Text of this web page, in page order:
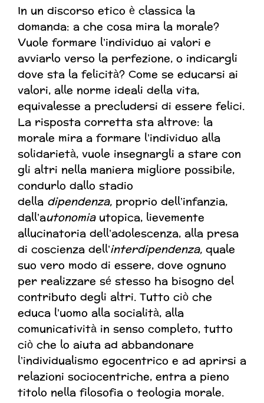
In un discorso etico è classica la
domanda: a che cosa mira la morale?
Vuole formare l’individuo ai valori e
avviarlo verso la perfezione, o indicargli
dove sta la felicità? Come se educarsi ai
valori, alle norme ideali della vita,
equivalesse a precludersi di essere felici.
La risposta corretta sta altrove: la
morale mira a formare l’individuo alla
solidarietà, vuole insegnargli a stare con
gli altri nella maniera migliore possibile,
condurlo dallo stadio
della dipendenza, proprio dell’infanzia,
dall’autonomiautopica, lievemente
allucinatoria dell’adolescenza, alla presa
di coscienza dell’interdipendenza,quale
suo vero modo di essere, dove ognuno
per realizzare sé stesso ha bisogno del
contributo degli altri. Tutto ciò che
educa l’uomo alla socialità, alla
comunicatività in senso completo, tutto
ciò che lo aiuta ad abbandonare
l’individualismo egocentrico e ad aprirsi a
relazioni sociocentriche, entra a pieno
titolo nella filosofia o teologia morale.